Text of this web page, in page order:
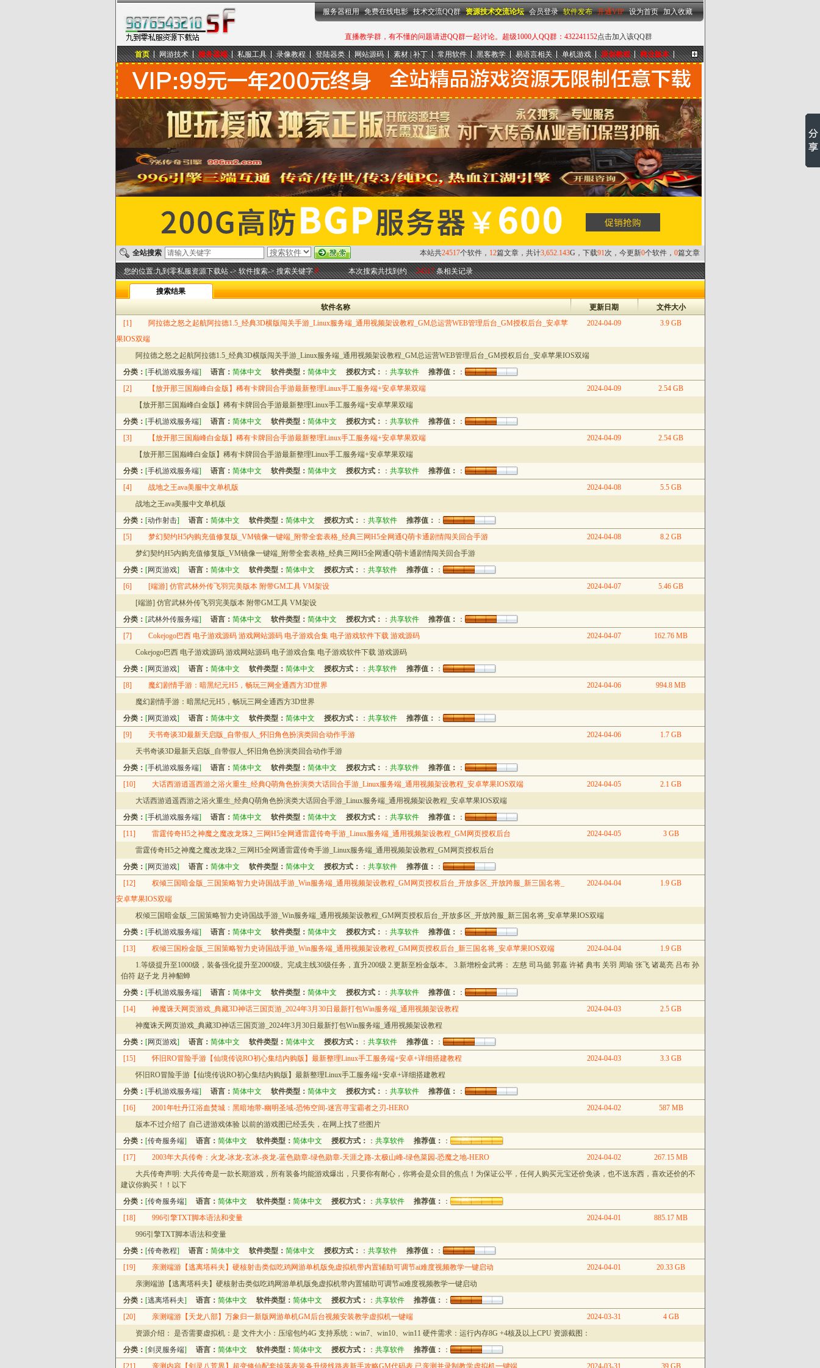
九到零私服资源下载站
设为首页|加入收藏
直播教学群，有不懂的问题请进QQ群一起讨论。超级1000人QQ群：432241152点击加入该QQ群
服务器租用 免费在线电影 技术交流QQ群 资源技术交流论坛 会员登录 软件发布 开通VIP 设为首页 加入收藏
更多...
首页 网游技术 服务器端 私服工具 录像教程 登陆器类 网站源码 素材 | 补丁 常用软件 黑客教学 易语言相关 单机游戏 原创教程 商业版本
本站共24517个软件， 12篇文章，共计3,652.143G，下载91次，今更新0个软件， 0篇文章
全站搜索
您的位置:九到零私服资源下载站-> 软件搜索-> 搜索关键字P本次搜索共找到约 24517条相关记录
搜索结果
文件大小
更新日期
软件名称
3.9 GB
2024-04-09
[1]
阿拉德之怒之起航阿拉德1.5_经典3D横版闯关手游_Linux服务端_通用视频架设教程_GM总运营WEB管理后台_GM授权后台_安卓苹
果IOS双端
阿拉德之怒之起航阿拉德1.5_经典3D横版闯关手游_Linux服务端_通用视频架设教程_GM总运营WEB管理后台_GM授权后台_安卓苹果IOS双端
分类： [手机游戏服务端] 语言： 简体中文 软件类型： 简体中文 授权方式： ： 共享软件 推荐值：
：
2.54 GB
2024-04-09
[2]
【放开那三国巅峰白金版】稀有卡牌回合手游最新整理Linux手工服务端+安卓苹果双端
【放开那三国巅峰白金版】稀有卡牌回合手游最新整理Linux手工服务端+安卓苹果双端
分类： [手机游戏服务端] 语言： 简体中文 软件类型： 简体中文 授权方式： ： 共享软件 推荐值：
：
2.54 GB
2024-04-09
[3]
【放开那三国巅峰白金版】稀有卡牌回合手游最新整理Linux手工服务端+安卓苹果双端
【放开那三国巅峰白金版】稀有卡牌回合手游最新整理Linux手工服务端+安卓苹果双端
分类： [手机游戏服务端] 语言： 简体中文 软件类型： 简体中文 授权方式： ： 共享软件 推荐值：
：
5.5 GB
2024-04-08
[4]
战地之王ava美服中文单机版
战地之王ava美服中文单机版
分类： [动作射击] 语言： 简体中文 软件类型： 简体中文 授权方式： ： 共享软件 推荐值：
：
8.2 GB
2024-04-08
[5]
梦幻契约H5内购充值修复版_VM镜像一键端_附带全套表格_经典三网H5全网通Q萌卡通剧情闯关回合手游
梦幻契约H5内购充值修复版_VM镜像一键端_附带全套表格_经典三网H5全网通Q萌卡通剧情闯关回合手游
分类： [网页游戏] 语言： 简体中文 软件类型： 简体中文 授权方式： ： 共享软件 推荐值：
：
5.46 GB
2024-04-07
[6]
[端游] 仿官武林外传飞羽完美版本 附带GM工具 VM架设
[端游] 仿官武林外传飞羽完美版本 附带GM工具 VM架设
分类： [武林外传服务端] 语言： 简体中文 软件类型： 简体中文 授权方式： ： 共享软件 推荐值：
：
162.76 MB
2024-04-07
[7]
Cokejogo巴西 电子游戏源码 游戏网站源码 电子游戏合集 电子游戏软件下载 游戏源码
Cokejogo巴西 电子游戏源码 游戏网站源码 电子游戏合集 电子游戏软件下载 游戏源码
分类： [网页游戏] 语言： 简体中文 软件类型： 简体中文 授权方式： ： 共享软件 推荐值：
：
994.8 MB
2024-04-06
[8]
魔幻剧情手游：暗黑纪元H5，畅玩三网全通西方3D世界
魔幻剧情手游：暗黑纪元H5，畅玩三网全通西方3D世界
分类： [网页游戏] 语言： 简体中文 软件类型： 简体中文 授权方式： ： 共享软件 推荐值：
：
1.7 GB
2024-04-06
[9]
天书奇谈3D最新天启版_自带假人_怀旧角色扮演类回合动作手游
天书奇谈3D最新天启版_自带假人_怀旧角色扮演类回合动作手游
分类： [手机游戏服务端] 语言： 简体中文 软件类型： 简体中文 授权方式： ： 共享软件 推荐值：
：
2.1 GB
2024-04-05
[10]
大话西游逍遥西游之浴火重生_经典Q萌角色扮演类大话回合手游_Linux服务端_通用视频架设教程_安卓苹果IOS双端
大话西游逍遥西游之浴火重生_经典Q萌角色扮演类大话回合手游_Linux服务端_通用视频架设教程_安卓苹果IOS双端
分类： [手机游戏服务端] 语言： 简体中文 软件类型： 简体中文 授权方式： ： 共享软件 推荐值：
：
3 GB
2024-04-05
[11]
雷霆传奇H5之神魔之魔改龙珠2_三网H5全网通雷霆传奇手游_Linux服务端_通用视频架设教程_GM网页授权后台
雷霆传奇H5之神魔之魔改龙珠2_三网H5全网通雷霆传奇手游_Linux服务端_通用视频架设教程_GM网页授权后台
分类： [网页游戏] 语言： 简体中文 软件类型： 简体中文 授权方式： ： 共享软件 推荐值：
：
1.9 GB
2024-04-04
[12]
权倾三国暗金版_三国策略智力史诗国战手游_Win服务端_通用视频架设教程_GM网页授权后台_开放多区_开放跨服_新三国名将_
安卓苹果IOS双端
权倾三国暗金版_三国策略智力史诗国战手游_Win服务端_通用视频架设教程_GM网页授权后台_开放多区_开放跨服_新三国名将_安卓苹果IOS双端
分类： [手机游戏服务端] 语言： 简体中文 软件类型： 简体中文 授权方式： ： 共享软件 推荐值：
：
1.9 GB
2024-04-04
[13]
权倾三国粉金版_三国策略智力史诗国战手游_Win服务端_通用视频架设教程_GM网页授权后台_新三国名将_安卓苹果IOS双端
1.等级提升至1000级，装备强化提升至2000级。完成主线30级任务，直升200级 2.更新至粉金版本。 3.新增粉金武将： 左慈 司马懿 郭嘉 许褚 典韦 关羽 周瑜 张飞 诸葛亮 吕布 孙
伯符 赵子龙 月神貂蝉
分类： [手机游戏服务端] 语言： 简体中文 软件类型： 简体中文 授权方式： ： 共享软件 推荐值：
：
2.5 GB
2024-04-03
[14]
神魔诛天网页游戏_典藏3D神话三国页游_2024年3月30日最新打包Win服务端_通用视频架设教程
神魔诛天网页游戏_典藏3D神话三国页游_2024年3月30日最新打包Win服务端_通用视频架设教程
分类： [网页游戏] 语言： 简体中文 软件类型： 简体中文 授权方式： ： 共享软件 推荐值：
：
3.3 GB
2024-04-03
[15]
怀旧RO冒险手游【仙境传说RO初心集结内购版】最新整理Linux手工服务端+安卓+详细搭建教程
怀旧RO冒险手游【仙境传说RO初心集结内购版】最新整理Linux手工服务端+安卓+详细搭建教程
分类： [手机游戏服务端] 语言： 简体中文 软件类型： 简体中文 授权方式： ： 共享软件 推荐值：
：
587 MB
2024-04-02
[16]
2001年牡丹江浴血焚城：黑暗地带-幽明圣域-恐怖空间-迷宫寻宝霸者之刃-HERO
版本不过介绍了 自己进游戏体验 以前的游戏图已经丢失，在网上找了些图片
分类： [传奇服务端] 语言： 简体中文 软件类型： 简体中文 授权方式： ： 共享软件 推荐值：
：
267.15 MB
2024-04-02
[17]
2003年大兵传奇：火龙-冰龙-玄冰-炎龙-蓝色勋章-绿色勋章-天涯之路-太极山峰-绿色菜园-恐魔之地-HERO
大兵传奇声明: 大兵传奇是一款长期游戏，所有装备均能游戏爆出，只要你有耐心，你将会是众目的焦点！为保证公平，任何人购买元宝还价免谈，也不送东西，喜欢还价的不
建议你购买！！以下
分类： [传奇服务端] 语言： 简体中文 软件类型： 简体中文 授权方式： ： 共享软件 推荐值：
：
885.17 MB
2024-04-01
[18]
996引擎TXT脚本语法和变量
996引擎TXT脚本语法和变量
分类： [传奇教程] 语言： 简体中文 软件类型： 简体中文 授权方式： ： 共享软件 推荐值：
：
20.33 GB
2024-04-01
[19]
亲测端游【逃离塔科夫】硬核射击类似吃鸡网游单机版免虚拟机带内置辅助可调节ai难度视频教学一键启动
亲测端游【逃离塔科夫】硬核射击类似吃鸡网游单机版免虚拟机带内置辅助可调节ai难度视频教学一键启动
分类： [逃离塔科夫] 语言： 简体中文 软件类型： 简体中文 授权方式： ： 共享软件 推荐值：
：
4 GB
2024-03-31
[20]
亲测端游【天龙八部】万象归一新版网游单机GM后台视频安装教学虚拟机一键端
资源介绍： 是否需要虚拟机：是 文件大小：压缩包约4G 支持系统：win7、win10、win11 硬件需求：运行内存8G +4核及以上CPU 资源截图：
分类： [剑灵服务端] 语言： 简体中文 软件类型： 简体中文 授权方式： ： 共享软件 推荐值：
：
39 GB
2024-03-31
[21] 亲测内容【剑灵八荒界】超变修仙配套掉落表装备升级线路表新手攻略GM代码表 已亲测并录制教学虚拟机一键端